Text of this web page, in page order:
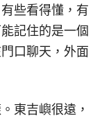
些看得懂，有
記住的是一個
口聊天，外面
東吉嶼很遠，